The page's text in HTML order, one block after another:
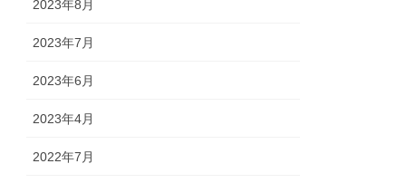
2023年8月
2023年7月
2023年6月
2023年4月
2022年7月